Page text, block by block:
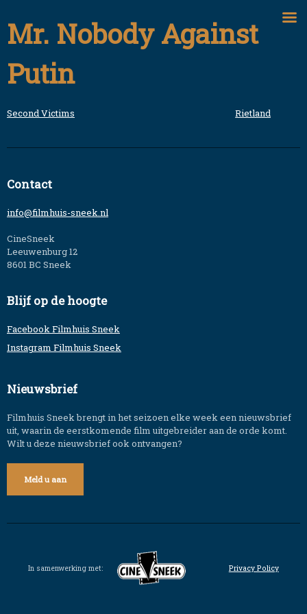
to
content
Mr. Nobody Against
Putin
Bericht
navigatie
Second Victims Rietland
Contact
info@filmhuis-sneek.nl
CineSneek
Leeuwenburg 12
8601 BC Sneek
Blijf op de hoogte
Facebook Filmhuis Sneek
Instagram Filmhuis Sneek
Nieuwsbrief
Filmhuis Sneek brengt in het seizoen elke week een nieuwsbrief
uit, waarin de eerstkomende film uitgebreider aan de orde komt.
Wilt u deze nieuwsbrief ook ontvangen?
Meld u aan
In samenwerking met: Privacy Policy